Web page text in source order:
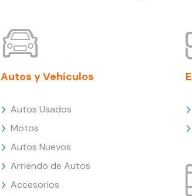
Autos y Vehículos
Autos Usados
Motos
Autos Nuevos
Arriendo de Autos
Accesorios